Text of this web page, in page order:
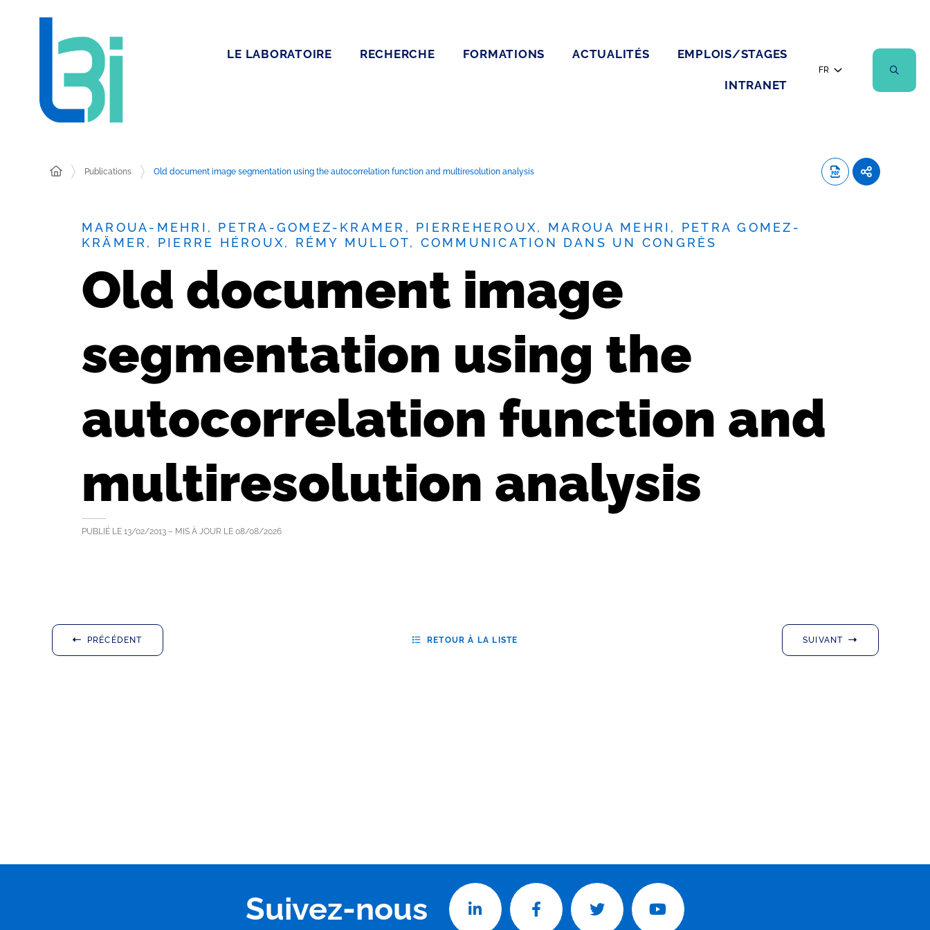
LE LABORATOIRE RECHERCHE FORMATIONS ACTUALITÉS EMPLOIS/STAGES
INTRANET
FR
Publications Old document image segmentation using the autocorrelation function and multiresolution analysis
MAROUA-MEHRI, PETRA-GOMEZ-KRAMER, PIERREHEROUX, MAROUA MEHRI, PETRA GOMEZ-
KRÄMER, PIERRE HÉROUX, RÉMY MULLOT, COMMUNICATION DANS UN CONGRÈS
Old document image
segmentation using the
autocorrelation function and
multiresolution analysis
PUBLIÉ LE 13/02/2013 – MIS À JOUR LE 08/08/2026
PRÉCÉDENT RETOUR À LA LISTE SUIVANT
Suivez-nous